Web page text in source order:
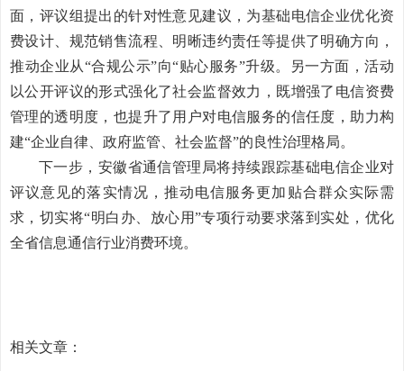
面，评议组提出的针对性意见建议，为基础电信企业优化资
费设计、规范销售流程、明晰违约责任等提供了明确方向，
推动企业从“合规公示”向“贴心服务”升级。另一方面，活动
以公开评议的形式强化了社会监督效力，既增强了电信资费
管理的透明度，也提升了用户对电信服务的信任度，助力构
建“企业自律、政府监管、社会监督”的良性治理格局。
下一步，安徽省通信管理局将持续跟踪基础电信企业对
评议意见的落实情况，推动电信服务更加贴合群众实际需
求，切实将“明白办、放心用”专项行动要求落到实处，优化
全省信息通信行业消费环境。
相关文章：